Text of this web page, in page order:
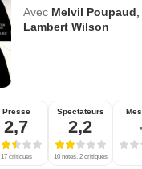
Avec Melvil Poupaud
Lambert Wilson
Presse
2,7
17 critiques
Spectateurs
2,2
10 notes, 2 critiques